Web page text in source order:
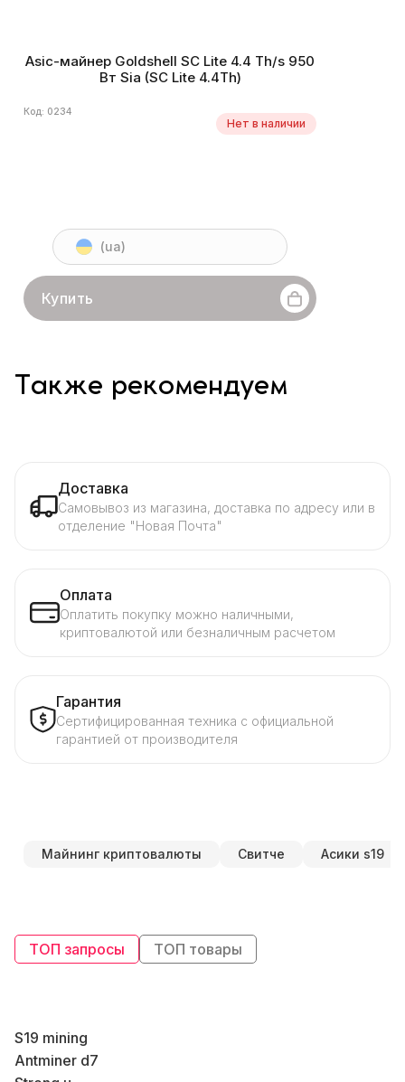
Asic-майнер Goldshell SC Lite 4.4 Th/s 950
Вт Sia (SC Lite 4.4Th)
Код: 0234
Нет в наличии
(ua)
Купить
Также рекомендуем
Доставка
Самовывоз из магазина, доставка по адресу или в
отделение "Новая Почта"
Оплата
Оплатить покупку можно наличными,
криптовалютой или безналичным расчетом
Гарантия
Сертифицированная техника с официальной
гарантией от производителя
Майнинг криптовалюты Свитче Асики s19
ТОП запросы ТОП товары
S19 mining
Antminer d7